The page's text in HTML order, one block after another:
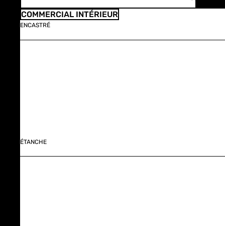
COMMERCIAL INTÉRIEUR
ENCASTRÉ
ÉTANCHE